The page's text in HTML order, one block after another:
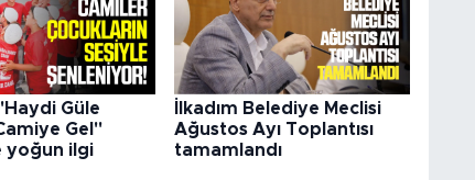
Güle
Gel"
yoğun ilgi
İlkadım Belediye Meclisi
Ağustos Ayı Toplantısı
tamamlandı